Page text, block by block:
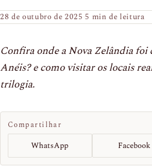
28 de outubro de 2025·5 min de leitura
Confira onde a Nova Zelândia foi
Anéis? e como visitar os locais
trilogia.
Compartilhar
WhatsApp Facebook